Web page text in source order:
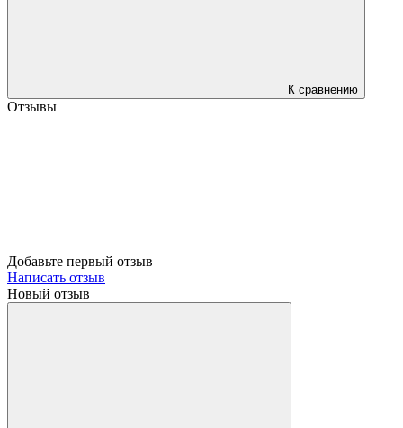
К сравнению
Отзывы
Добавьте первый отзыв
Написать отзыв
Новый отзыв